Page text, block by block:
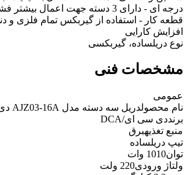
درجه ای - دارای 3 دسته جهت اعمال
قطعه کار - استفاده از گیربکس تمام فلزی و
افزایش کارایی
نوع دریلساده، گیربکسی
مشخصات فنی
عمومی
نام محصولدریل سه دسته مدل AJZ03-16A دی سی ای
برنددی سی ای/DCA
منبع تغذیهبرق
تیپ دریلساده
توان1010 وات
ولتاژ ورودی220 ولت